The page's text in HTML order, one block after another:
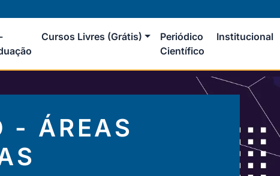
Cursos Livres (Grátis)
Periódico
Científico
Institucional
- ÁREAS